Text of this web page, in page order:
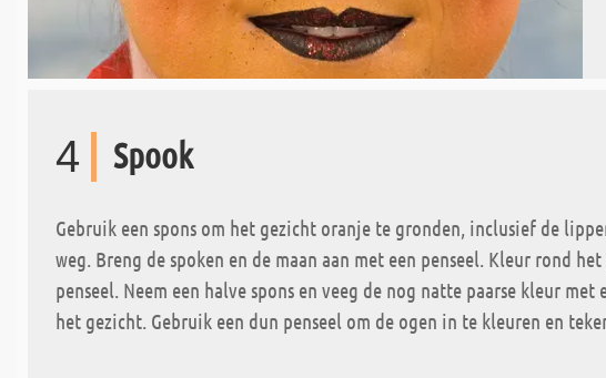
4 Spook
Gebruik een spons om het gezicht oranje te gronden, inclusief de
weg. Breng de spoken en de maan aan met een penseel. Kleur rond
penseel. Neem een halve spons en veeg de nog natte paarse kleur
het gezicht. Gebruik een dun penseel om de ogen in te kleuren en